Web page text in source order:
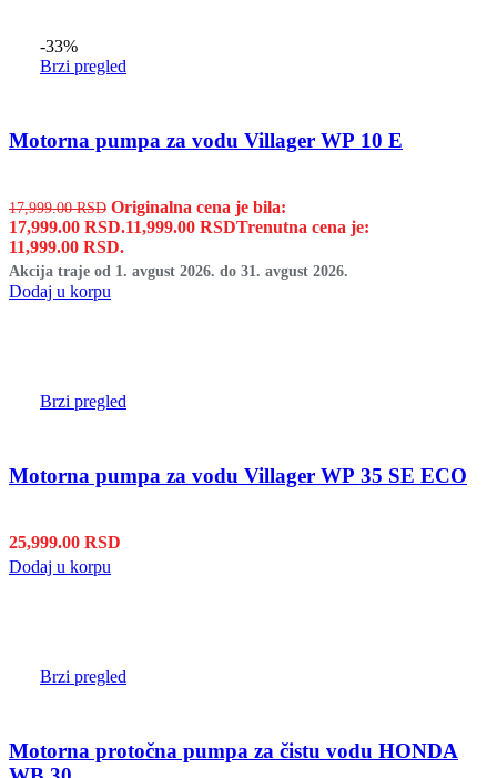
-33%
Brzi pregled
Motorna pumpa za vodu Villager WP 10 E
17,999.00RSD Originalna cena je bila:
17,999.00 RSD.11,999.00 RSDTrenutna cena je:
11,999.00 RSD.
Akcija traje od 1. avgust 2026. do 31. avgust 2026.
Dodaj u korpu
Brzi pregled
Motorna pumpa za vodu Villager WP 35 SE ECO
25,999.00 RSD
Dodaj u korpu
Brzi pregled
Motorna protočna pumpa za čistu vodu HONDA